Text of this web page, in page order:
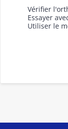
Vérifier
Essayer
Utiliser le